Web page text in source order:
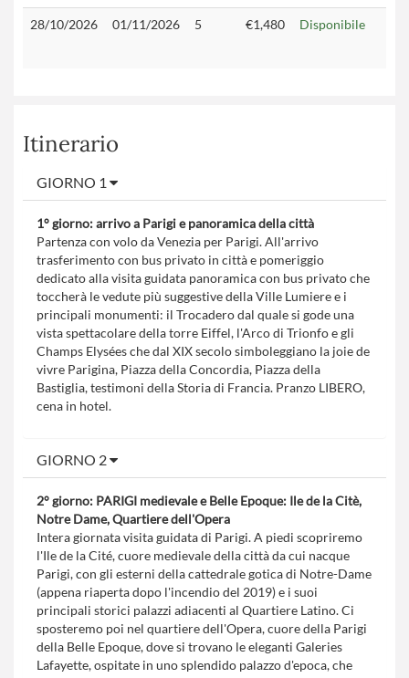
28/10/2026 01/11/2026 5 €1,480 Disponibile
Itinerario
GIORNO 1
1° giorno: arrivo a Parigi e panoramica della città
Partenza con volo da Venezia per Parigi. All'arrivo
trasferimento con bus privato in città e pomeriggio
dedicato alla visita guidata panoramica con bus privato che
toccherà le vedute più suggestive della Ville Lumiere e i
principali monumenti: il Trocadero dal quale si gode una
vista spettacolare della torre Eiffel, l'Arco di Trionfo e gli
Champs Elysées che dal XIX secolo simboleggiano la joie de
vivre Parigina, Piazza della Concordia, Piazza della
Bastiglia, testimoni della Storia di Francia. Pranzo LIBERO,
cena in hotel.
GIORNO 2
2° giorno: PARIGI medievale e Belle Epoque: Ile de la Citè,
Notre Dame, Quartiere dell'Opera
Intera giornata visita guidata di Parigi. A piedi scopriremo
l'Ile de la Cité, cuore medievale della città da cui nacque
Parigi, con gli esterni della cattedrale gotica di Notre-Dame
(appena riaperta dopo l'incendio del 2019) e i suoi
principali storici palazzi adiacenti al Quartiere Latino. Ci
sposteremo poi nel quartiere dell'Opera, cuore della Parigi
della Belle Epoque, dove si trovano le eleganti Galeries
Lafayette, ospitate in uno splendido palazzo d'epoca, che